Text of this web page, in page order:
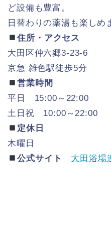
ど設備も豊富。
日替わりの薬湯も楽しめ
住所・アクセス
大田区仲六郷3-23-6
京急 雑色駅徒歩5分
営業時間
平日 15:00～22:00
土日祝 10:00～22:00
定休日
木曜日
公式サイト
大田浴場